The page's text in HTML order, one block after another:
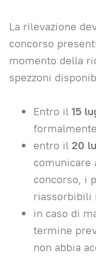
La rilevazione
concorso
momento della
spezzoni
Entro il 15
entro il 20
comunicare
concorso, i
riassorbibili
in caso di
termine
non abbia